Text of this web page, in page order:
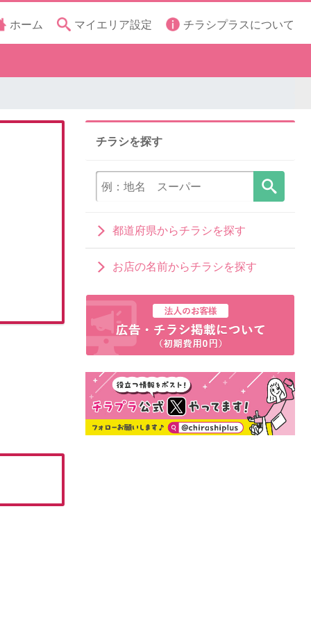
ホーム マイエリア設定 チラシプラスについて
チラシを探す
都道府県からチラシを探す
お店の名前からチラシを探す